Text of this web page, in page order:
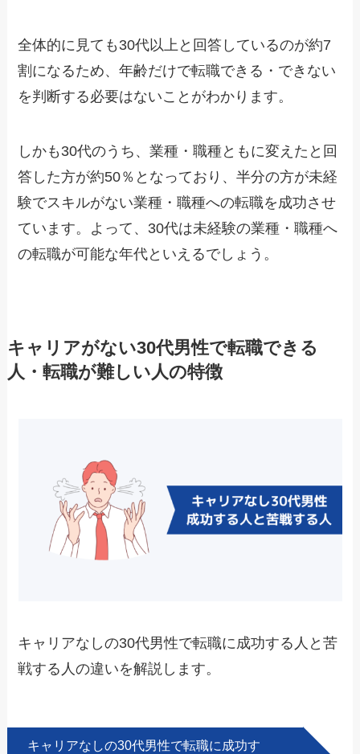
全体的に見ても30代以上と回答しているのが約7
割になるため、年齢だけで転職できる・できない
を判断する必要はないことがわかります。
しかも30代のうち、業種・職種ともに変えたと回
答した方が約50％となっており、半分の方が未経
験でスキルがない業種・職種への転職を成功させ
ています。よって、30代は未経験の業種・職種へ
の転職が可能な年代といえるでしょう。
キャリアがない30代男性で転職できる
人・転職が難しい人の特徴
キャリアなしの30代男性で転職に成功する人と苦
戦する人の違いを解説します。
キャリアなしの30代男性で転職に成功す